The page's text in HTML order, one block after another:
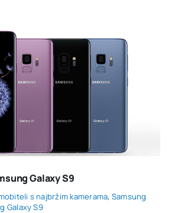
Galaxy S9
s najbržim kamerama, Samsung
Galaxy S9